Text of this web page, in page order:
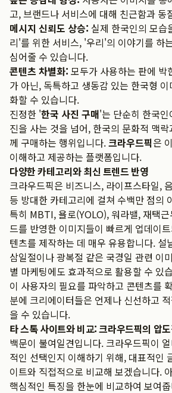
고, 브랜드나 서비스에 대해 친근함과 동
메시지 신뢰도 상승: 실제 한국인의 모습
리'를 위한 서비스, '우리'의 이야기를 하
심어줄 수 있습니다.
콘텐츠 차별화: 모두가 사용하는 판에 박
가 아닌, 독특하고 생동감 있는 한국형
화할 수 있습니다.
진정한 '한국 사진 구매'는 단순히 한국
진을 사는 것을 넘어, 한국의 문화적 맥
께 구매하는 행위입니다.크라우드픽은
이해하고 제공하는 플랫폼입니다.
다양한 카테고리와 최신 트렌드 반영
크라우드픽은 비즈니스, 라이프스타일,
등 방대한 카테고리에 걸쳐 수백만 점의
특히 MBTI, 욜로(YOLO), 워라밸, 재택
드를 반영한 이미지들이 빠르게 업데이
텐츠를 제작하는 데 매우 유용합니다. 설
삼일절이나 광복절 같은 국경일 관련 이
별 마케팅에도 효과적으로 활용할 수 있
이 사용자의 필요를 파악하고 콘텐츠를
분에 크리에이터들은 언제나 신선하고
을 수 있습니다.
타 스톡 사이트와 비교: 크라우드픽의 압
백문이 불여일견입니다. 크라우드픽이
적인 선택인지 이해하기 위해, 대표적인
이트와 직접적으로 비교해 보겠습니다.
핵심적인 특징을 한눈에 비교하여 보여